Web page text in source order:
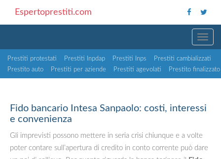
Espertoprestiti.com
Prestiti protestati Prestiti Inpdap Prestiti Inps
Prestiti cambializzati
Prestito auto
Prestiti per aziende Prestiti agevolati Prestito finalizzato
Fido bancario Intesa Sanpaolo: costi, interessi
e convenienza
Gli imprevisti possono mettere in seria crisi chiunque e a volte
poter contare sull’apertura di credito in conto corrente può dare